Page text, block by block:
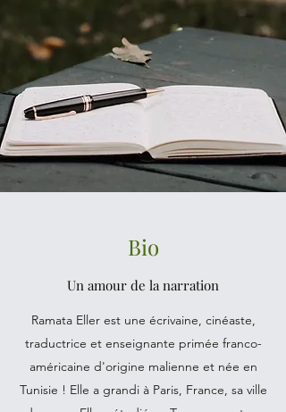
Bio
Un amour de la narration
Ramata Eller est une écrivaine, cinéaste,
traductrice et enseignante primée franco-
américaine d'origine malienne et née en
Tunisie ! Elle a grandi à Paris, France, sa ville